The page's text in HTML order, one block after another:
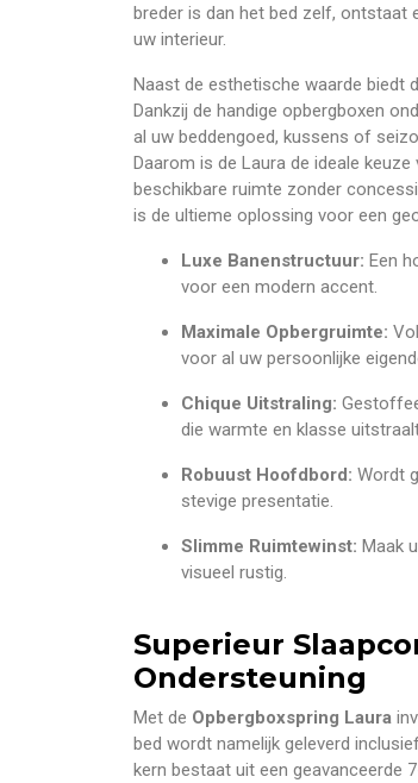
breder is dan het bed zelf, ontstaat
uw interieur.
Naast de esthetische waarde biedt
Dankzij de handige opbergboxen
al uw beddengoed, kussens of
Daarom is de Laura de ideale
beschikbare ruimte zonder
is de ultieme oplossing voor een
Luxe Banenstructuur: Een
voor een modern accent.
Maximale Opbergruimte:
voor al uw persoonlijke
Chique Uitstraling:
die warmte en klasse
Robuust Hoofdbord: Wordt
stevige presentatie.
Slimme Ruimtewinst: Maak
visueel rustig.
Superieur
Ondersteuning
Met de Opbergboxspring Laura
bed wordt namelijk geleverd
kern bestaat uit een geavanceerde